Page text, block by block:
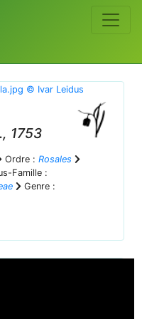
1753
Ordre : Rosales
Famille :
Genre :